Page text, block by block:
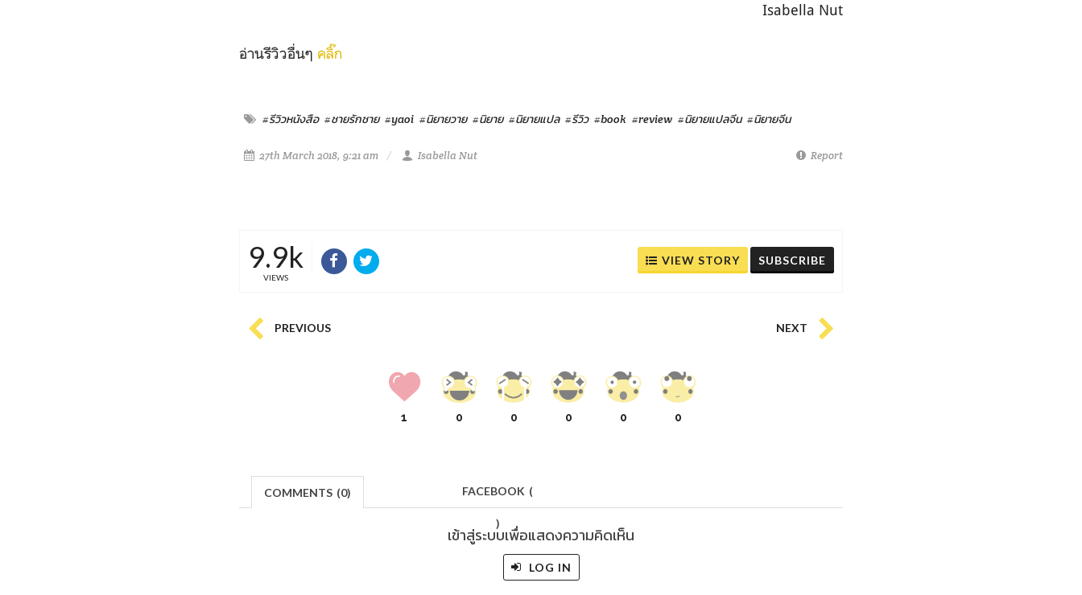
Isabella Nut
อ่านรีวิวอื่นๆ คลิ๊ก
#รีวิวหนังสือ #ชายรักชาย #yaoi #นิยายวาย #นิยาย #นิยายแปล #รีวิว #book #review #นิยายแปลจีน #นิยายจีน
27th March 2018, 9:21 am Isabella Nut Report
9.9k
VIEWS
VIEW STORY SUBSCRIBE
PREVIOUS NEXT
1 0 0 0 0 0
COMMENTS (0) FACEBOOK (
)
เข้าสู่ระบบเพื่อแสดงความคิดเห็น
LOG IN